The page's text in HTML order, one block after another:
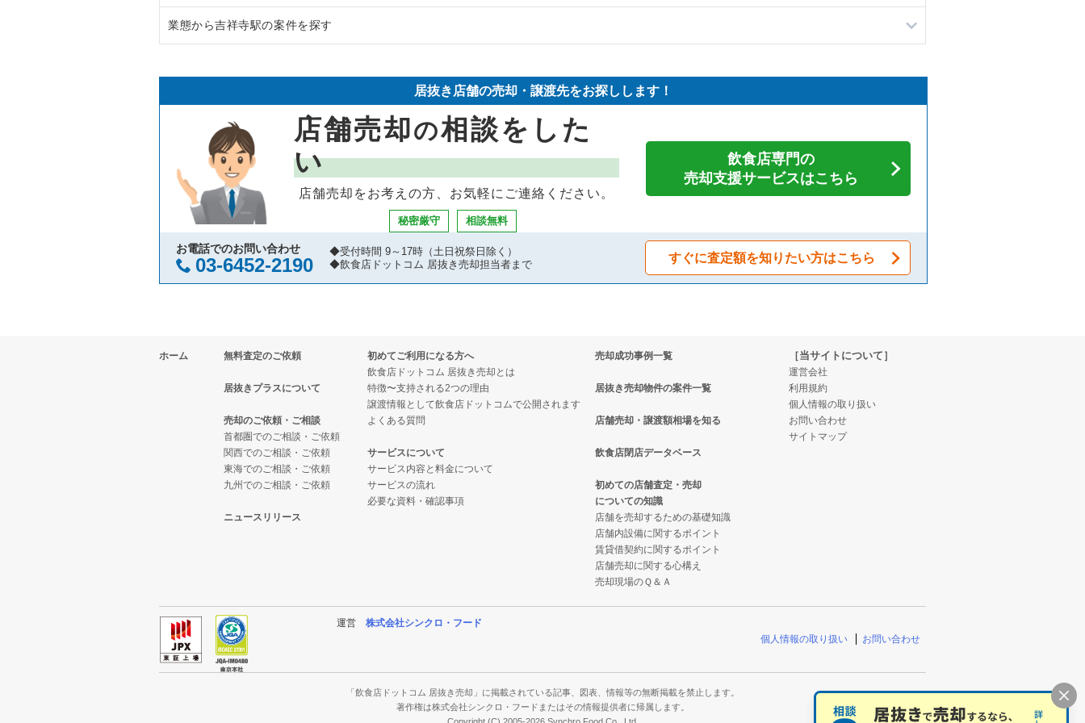
八王子市の飲食店の居抜き売却物件の案件一覧
立川市の飲食店の居抜き売却物件の案件一覧
町田市の飲食店の居抜き売却物件の案件一覧
東村山市の飲食店の居抜き売却物件の案件一覧
国立市の飲食店の居抜き売却物件の案件一覧
小金井市の飲食店の居抜き売却物件の案件一覧
府中市の飲食店の居抜き売却物件の案件一覧
昭島市の飲食店の居抜き売却物件の案件一覧
稲城市の飲食店の居抜き売却物件の案件一覧
三鷹市の飲食店の居抜き売却物件の案件一覧
清瀬市の飲食店の居抜き売却物件の案件一覧
小平市の飲食店の居抜き売却物件の案件一覧
狛江市の飲食店の居抜き売却物件の案件一覧
西東京市の飲食店の居抜き売却物件の案件一覧
日野市の飲食店の居抜き売却物件の案件一覧
東京都下のラーメンの居抜き売却物件の案件一覧
東京都下のイタリア料理の居抜き売却物件の案件一覧
東京都下の中華の居抜き売却物件の案件一覧
東京都下のそば・うどんの居抜き売却物件の案件一覧
東京都下の寿司の居抜き売却物件の案件一覧
東京都下の焼肉の居抜き売却物件の案件一覧
東京都下の鉄板焼き・お好み焼の居抜き売却物件の案件一覧
東京都下のカフェの居抜き売却物件の案件一覧
東京都下のテイクアウトの居抜き売却物件の案件一覧
東京都下のお弁当・惣菜・デリの居抜き売却物件の案件一覧
東京都下のカラオケ・パブ・スナックの居抜き売却物件の案件一覧
東京都下のバーの居抜き売却物件の案件一覧
東京都下の和食の居抜き売却物件の案件一覧
東京都下の洋食の居抜き売却物件の案件一覧
東京都下のその他の居抜き売却物件の案件一覧
業態から吉祥寺駅の案件を探す
吉祥寺駅のイタリア料理の居抜き売却物件の案件一覧
吉祥寺駅の寿司の居抜き売却物件の案件一覧
吉祥寺駅の焼肉の居抜き売却物件の案件一覧
吉祥寺駅のアジア料理の居抜き売却物件の案件一覧
吉祥寺駅のカフェの居抜き売却物件の案件一覧
吉祥寺駅のテイクアウトの居抜き売却物件の案件一覧
吉祥寺駅のバーの居抜き売却物件の案件一覧
吉祥寺駅の居酒屋・ダイニングバーの居抜き売却物件の案件一覧
吉祥寺駅の和食の居抜き売却物件の案件一覧
吉祥寺駅の洋食の居抜き売却物件の案件一覧
吉祥寺駅のその他の居抜き売却物件の案件一覧
居抜き店舗の売却・譲渡先をお探しします！
店舗売却の相談をした
い
店舗売却をお考えの方、お気軽にご連絡ください。
秘密厳守 相談無料
飲食店専門の
売却支援サービスはこちら
お電話でのお問い合わせ
03-6452-2190
◆受付時間 9～17時（土日祝祭日除く）
◆飲食店ドットコム 居抜き売却担当者まで
すぐに査定額を知りたい方はこちら
ホーム 無料査定のご依頼
居抜きプラスについて
売却のご依頼・ご相談
首都圏でのご相談・ご依頼
関西でのご相談・ご依頼
東海でのご相談・ご依頼
九州でのご相談・ご依頼
ニュースリリース
初めてご利用になる方へ
飲食店ドットコム 居抜き売却とは
特徴〜支持される2つの理由
譲渡情報として飲食店ドットコムで公開されます
よくある質問
サービスについて
サービス内容と料金について
サービスの流れ
必要な資料・確認事項
売却成功事例一覧
居抜き売却物件の案件一覧
店舗売却・譲渡額相場を知る
飲食店閉店データベース
初めての店舗査定・売却
についての知識
店舗を売却するための基礎知識
店舗内設備に関するポイント
賃貸借契約に関するポイント
店舗売却に関する心構え
売却現場のＱ＆Ａ
［当サイトについて］
運営会社
利用規約
個人情報の取り扱い
お問い合わせ
サイトマップ
運営 株式会社シンクロ・フード
個人情報の取り扱い
お問い合わせ
「飲食店ドットコム 居抜き売却」に掲載されている記事、図表、情報等の無断掲載を禁止します。
著作権は株式会社シンクロ・フードまたはその情報提供者に帰属します。